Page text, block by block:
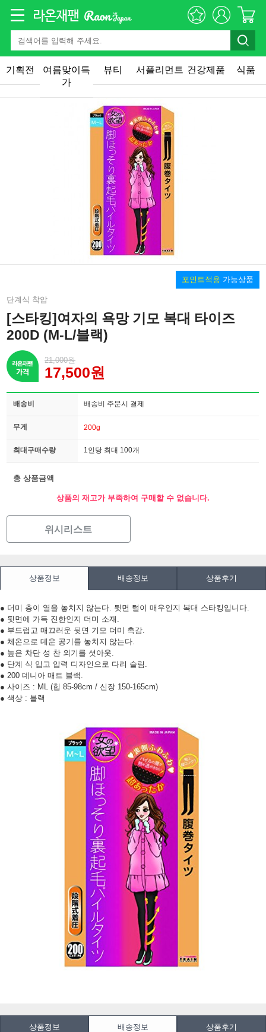
기획전
여름맞이특
가
뷰티 서플리먼트 건강제품 식품
포인트적용 가능상품
단계식 착압
[스타킹]여자의 욕망 기모 복대 타이즈
200D (M-L/블랙)
21,000원
17,500원
배송비 배송비 주문시 결제
무게 200g
최대구매수량 1인당 최대 100개
총 상품금액
상품의 재고가 부족하여 구매할 수 없습니다.
위시리스트
상품정보 배송정보 상품후기
● 더미 층이 열을 놓치지 않는다. 뒷면 털이 매우인지 복대 스타킹입니다.
● 뒷면에 가득 진한인지 더미 소재.
● 부드럽고 매끄러운 뒷면 기모 더미 촉감.
● 체온으로 데운 공기를 놓치지 않는다.
● 높은 차단 성 찬 외기를 셧아웃.
● 단계 식 입고 압력 디자인으로 다리 슬림.
● 200 데니아 매트 블랙.
● 사이즈 : ML (힙 85-98cm / 신장 150-165cm)
● 색상 : 블랙
상품정보 배송정보 상품후기